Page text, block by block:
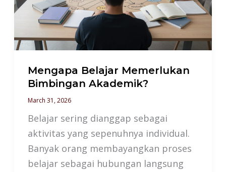
Mengapa Belajar Memerlukan
Bimbingan Akademik?
March 31, 2026
Belajar sering dianggap sebagai
aktivitas yang sepenuhnya individual.
Banyak orang membayangkan proses
belajar sebagai hubungan langsung
Akademik?